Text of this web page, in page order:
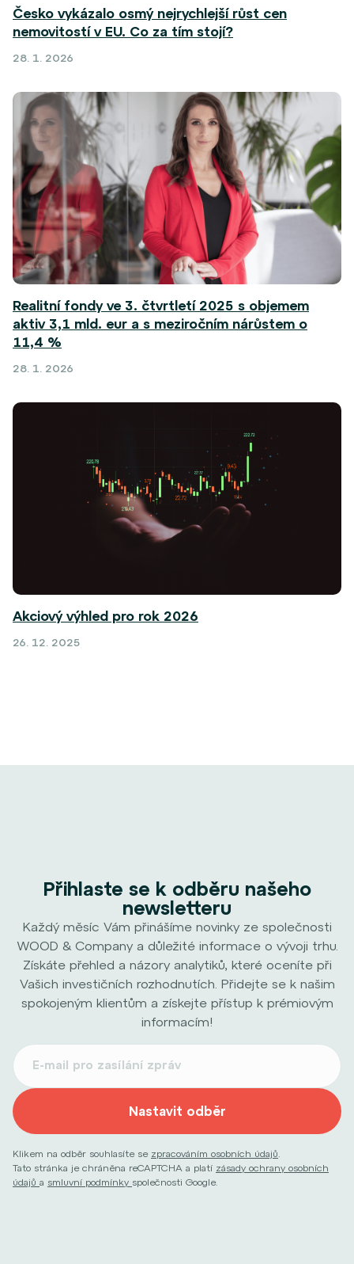
Česko vykázalo osmý nejrychlejší růst cen
nemovitostí v EU. Co za tím stojí?
28. 1. 2026
Realitní fondy ve 3. čtvrtletí 2025 s objemem
aktiv 3,1 mld. eur a s meziročním nárůstem o
11,4 %
28. 1. 2026
Akciový výhled pro rok 2026
26. 12. 2025
Přihlaste se k odběru našeho
newsletteru
Každý měsíc Vám přinášíme novinky ze společnosti
WOOD & Company a důležité informace o vývoji trhu.
Získáte přehled a názory analytiků, které oceníte při
Vašich investičních rozhodnutích. Přidejte se k našim
spokojeným klientům a získejte přístup k prémiovým
informacím!
Nastavit odběr
Klikem na odběr souhlasíte se zpracováním osobních údajů.
Tato stránka je chráněna reCAPTCHA a platí zásady ochrany osobních
údajů a smluvní podmínky společnosti Google.